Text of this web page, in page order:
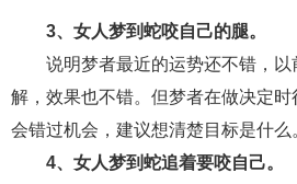
交流沟通 约会 情感语录
其他
3、女人梦到蛇咬自己的腿。
说明梦者最近的运势还不错，以
解，效果也不错。但梦者在做决定
会错过机会，建议想清楚目标是什么
4、女人梦到蛇追着要咬自己。